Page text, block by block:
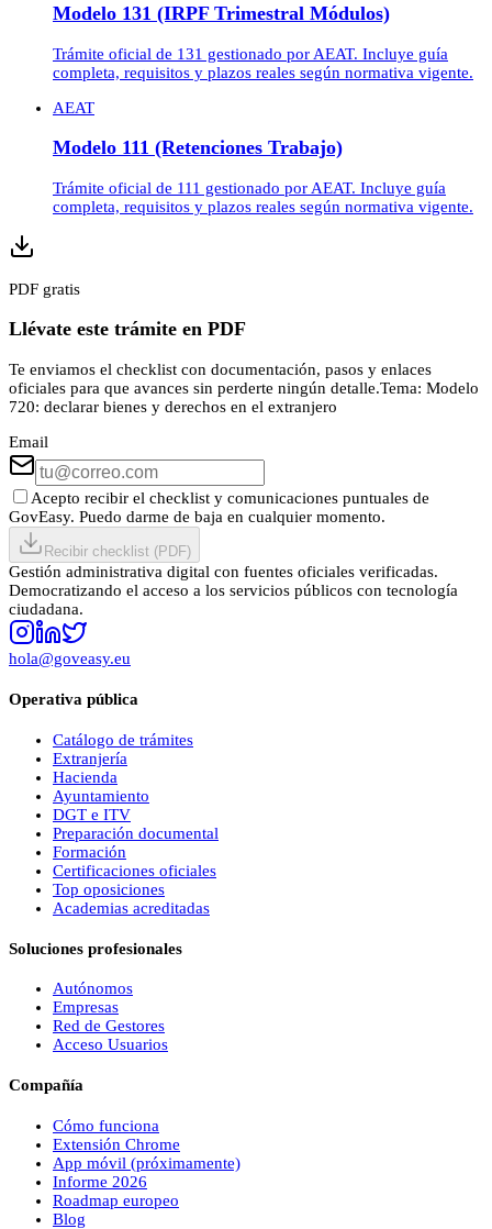
Modelo 131 (IRPF Trimestral Módulos)
Trámite oficial de 131 gestionado por AEAT. Incluye guía
completa, requisitos y plazos reales según normativa vigente.
AEAT
Modelo 111 (Retenciones Trabajo)
Trámite oficial de 111 gestionado por AEAT. Incluye guía
completa, requisitos y plazos reales según normativa vigente.
PDF gratis
Llévate este trámite en PDF
Te enviamos el checklist con documentación, pasos y enlaces
oficiales para que avances sin perderte ningún detalle.Tema: Modelo
720: declarar bienes y derechos en el extranjero
Email
Acepto recibir el checklist y comunicaciones puntuales de
GovEasy. Puedo darme de baja en cualquier momento.
Recibir checklist (PDF)
Gestión administrativa digital con fuentes oficiales verificadas.
Democratizando el acceso a los servicios públicos con tecnología
ciudadana.
hola@goveasy.eu
Operativa pública
Catálogo de trámites
Extranjería
Hacienda
Ayuntamiento
DGT e ITV
Preparación documental
Formación
Certificaciones oficiales
Top oposiciones
Academias acreditadas
Soluciones profesionales
Autónomos
Empresas
Red de Gestores
Acceso Usuarios
Compañía
Cómo funciona
Extensión Chrome
App móvil (próximamente)
Informe 2026
Roadmap europeo
Blog